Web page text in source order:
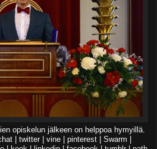
opiskelun jälkeen on helppoa hymyillä.
| twitter | vine | pinterest | Swarm |